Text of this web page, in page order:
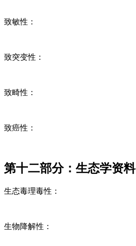
致敏性：
致突变性：
致畸性：
致癌性：
第十二部分：生态学资料
生态毒理毒性：
生物降解性：